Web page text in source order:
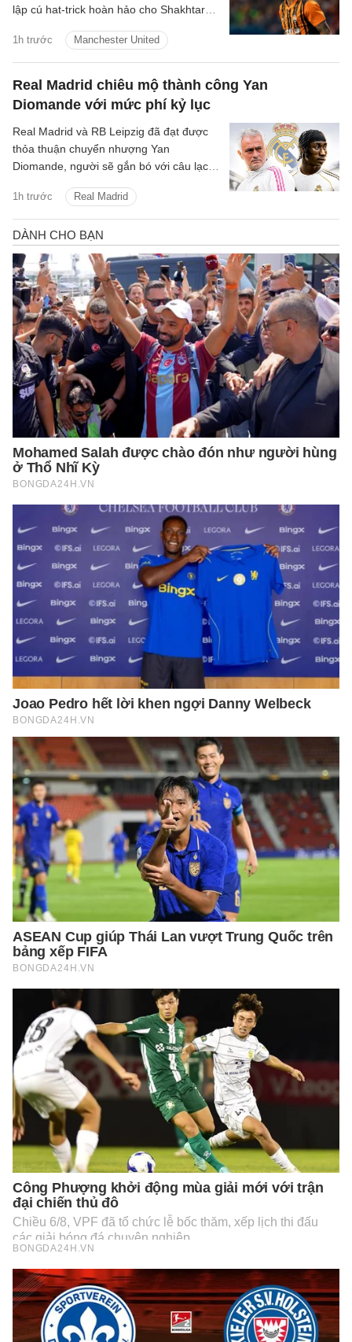
1h trước Manchester United
lập cú hat-trick hoàn hảo cho Shakhtar
Real Madrid chiêu mộ thành công Yan
Diomande với mức phí kỷ lục
1h trước Real Madrid
Real Madrid và RB Leipzig đã đạt được
thỏa thuận chuyển nhượng Yan
Diomande, người sẽ gắn bó với câu lạc
ngày 30 tháng 6 năm 2033.